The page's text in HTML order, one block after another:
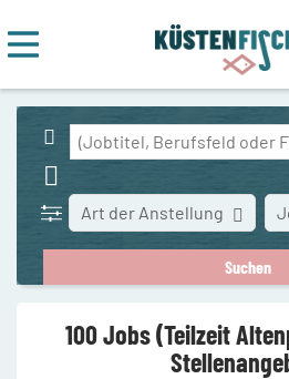
Art der Anstellung
100 Jobs (Teilzeit